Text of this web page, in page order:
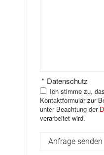
Datenschutz
*
Ich stimme zu,
Kontaktformular zur
unter Beachtung der
verarbeitet wird.